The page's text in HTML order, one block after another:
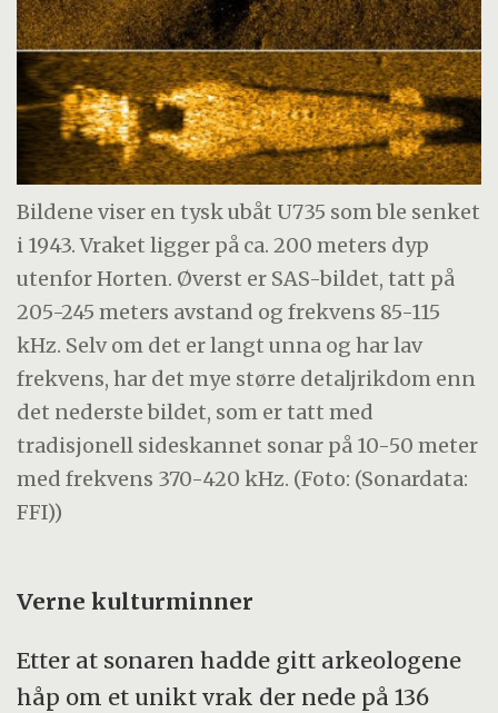
Bildene viser en tysk ubåt U735 som ble senket
i 1943. Vraket ligger på ca. 200 meters dyp
utenfor Horten. Øverst er SAS-bildet, tatt på
205-245 meters avstand og frekvens 85-115
kHz. Selv om det er langt unna og har lav
frekvens, har det mye større detaljrikdom enn
det nederste bildet, som er tatt med
tradisjonell sideskannet sonar på 10-50 meter
med frekvens 370-420 kHz. (Foto: (Sonardata:
FFI))
Verne kulturminner
Etter at sonaren hadde gitt arkeologene
håp om et unikt vrak der nede på 136